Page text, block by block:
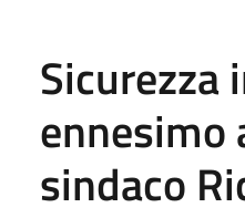
Sicurezza
ennesimo
sindaco